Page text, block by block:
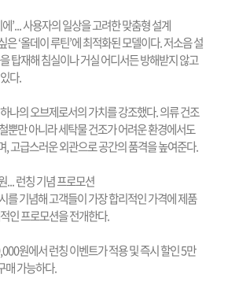
’...사용자의 일상을 고려한 맞춤형 설계
은 ‘올데이 루틴’에 최적화된 모델이다.저소음 설
탑재해 침실이나 거실 어디서든 방해받지 않고
다.
나의 오브제로서의 가치를 강조했다.의류 건조
뿐만 아니라 세탁물 건조가 어려운 환경에서도
,고급스러운 외관으로 공간의 품격을 높여준다.
...런칭 기념 프로모션
를 기념해 고객들이 가장 합리적인 가격에 제품
인 프로모션을 전개한다.
원에서 런칭 이벤트가 적용 및 즉시 할인5만
매 가능하다.